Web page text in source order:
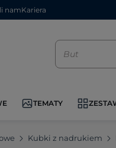
namKariera
TEMATY
Kubki z nadrukiem